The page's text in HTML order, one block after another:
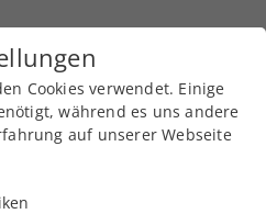
Center
Cookies verwendet. Einige
während es uns andere
auf unserer Webseite